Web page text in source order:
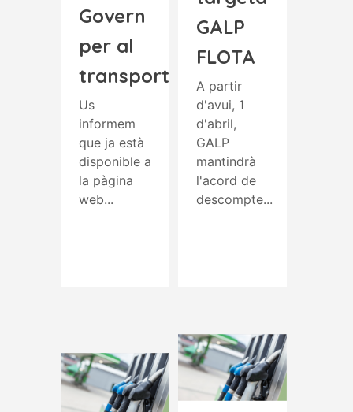
Govern
per al
transport
Us
informem
que ja està
disponible a
la pàgina
web...
GALP
FLOTA
A partir
d'avui, 1
d'abril,
GALP
mantindrà
l'acord de
descompte...